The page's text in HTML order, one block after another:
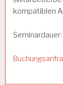
kompatiblen
Seminardauer: